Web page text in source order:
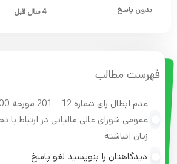
بدون پاسخ 4 سال قبل
فهرست مطالب
عمومی شورای عالی مالیاتی در ارتباط با
زیان انباشته
دیدگاهتان را بنویسید لغو پاسخ